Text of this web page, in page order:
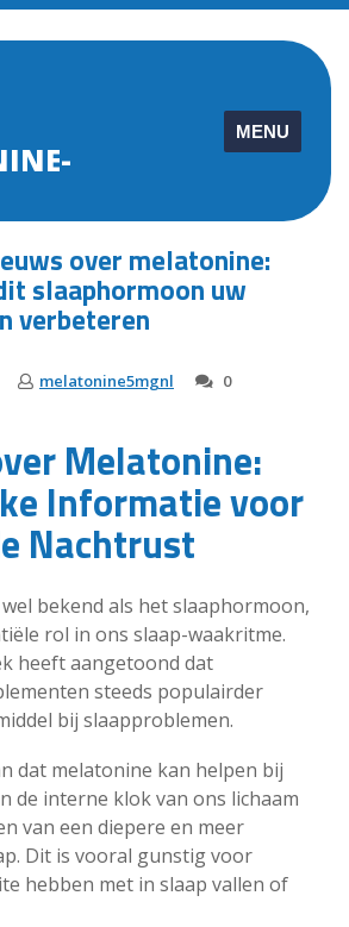
MENU
over melatonine:
slaaphormoon uw
verbeteren
melatonine5mgnl
0
Melatonine:
Informatie voor
Nachtrust
bekend als het slaaphormoon,
rol in ons slaap-waakritme.
heeft aangetoond dat
steeds populairder
bij slaapproblemen.
dat melatonine kan helpen bij
de interne klok van ons lichaam
van een diepere en meer
Dit is vooral gunstig voor
hebben met in slaap vallen of